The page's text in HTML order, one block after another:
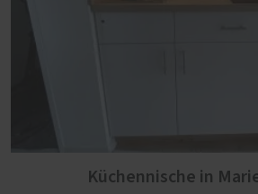
Küchennische in